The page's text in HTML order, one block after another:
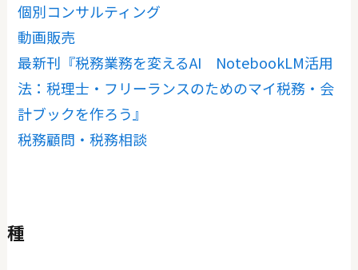
個別コンサルティング
動画販売
最新刊『税務業務を変えるAI NotebookLM活用
法：税理士・フリーランスのためのマイ税務・会
計ブックを作ろう』
税務顧問・税務相談
種